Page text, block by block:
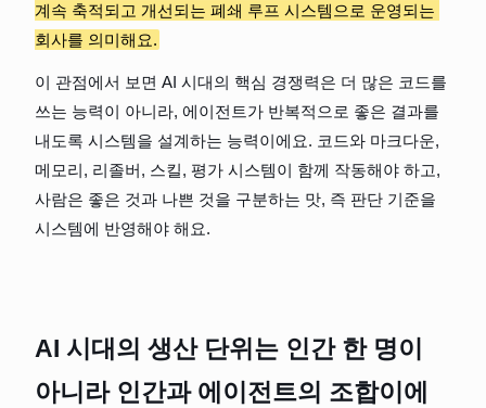
계속 축적되고 개선되는 폐쇄 루프 시스템으로 운영되는
회사를 의미해요.
이 관점에서 보면 AI 시대의 핵심 경쟁력은 더 많은 코드를
쓰는 능력이 아니라, 에이전트가 반복적으로 좋은 결과를
내도록 시스템을 설계하는 능력이에요. 코드와 마크다운,
메모리, 리졸버, 스킬, 평가 시스템이 함께 작동해야 하고,
사람은 좋은 것과 나쁜 것을 구분하는 맛, 즉 판단 기준을
시스템에 반영해야 해요.
AI 시대의 생산 단위는 인간 한 명이
아니라 인간과 에이전트의 조합이에